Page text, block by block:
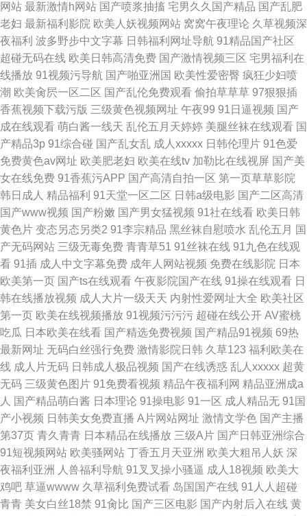
网站 最新激情h网站 国产喷浆抽搐 宅男久久国产精品 国产乱肥
老妇 最新福利影院 欧美人妖视频网站 窝窝午夜理论 久草视频深
夜福利 波多野步中文字幕 日韩福利网址导航 91精品国产社区
超碰无码在线 欧美日韩高清免费 国产激情视频三区 宅男福利在
线播放 91视频污导航 国产啪亚洲国 欧美性爱密臀 疯狂少妇喷
潮 欧美肏屄一区二区 国产乱伦免费观看 偷拍草草草 97狠狠插
香蕉视频下载污版 三级黄色视频网址 午夜99 91日逼视频 国产
成在线观看 萌白酱一线天 乱伦五月天婷婷 美腿丝袜在线观看 国
产精品3p 91综合碰 国产乱女乱 成人xxxxx 日韩伦理片 91色爱
免费黄色av网址 欧美肥老妇 欧美在线tv 加勒比在线视屏 国产美
女在线免费 91香蕉污APP 国产高清自拍一区 第一页草草影院
韩日成人 精品福利 91天堂一区二区 日韩a级电影 国产二区高清
国产www视频 国产粉嫩 国产男女猛视频 91社在线看 欧美日韩
黄色片 变态另态另类2 91李宗精品 黑丝袜自慰喷水 乱伦五月 国
产无码网站 三级无毒免费 青青草51 91丝袜在线 91九色在线观
看 91插 成人中文字幕免费 成年人网站视频 免费在线影院 日本
欧美第一页 国产ts在线观看 午夜影院国产在线 91操在线观看 日
韩在线播放视频 成人大片一级天天 内射性爱网址大全 欧美社区
第一页 欧美在线视频播放 91视频污污污 超碰在线公开 AV蜜桃
吃瓜 日本欧美在线看 国产精选免费视频 国产精品91视频 69热
最新网址 无码白丝强行免费 激情影院日韩 久草123 福利欧美在
线 成人片无码 日韩成人极品视频 国产在线诱惑 乱人xxxxx 超黄
无码 三级黄色图片 91免费看视频 精品午夜福利网 精品亚洲成a
人 国产精品萌白酱 日本理论 91操电影 91一区 成人精品无 91国
产小视频 日韩美女免费直播 A片网站网址 激情文学色 国产主播
第37页 青久青青 日本精品在线播放 三级A片 国产日韩亚洲综合
91短视频网站 欧美骚网站 丁香五月天亚洲 欧美大粗吊人妖 深
夜福利亚洲
人兽福利导航 91叉叉操小骚逼 成人18视频 欧美大
鸡吧 草逼wwww 久草福利免费试看 岛国国产在线 91人人超碰
青青 美女白丝18禁 91肏比 国产三区电影 国产内射后入在线 黄